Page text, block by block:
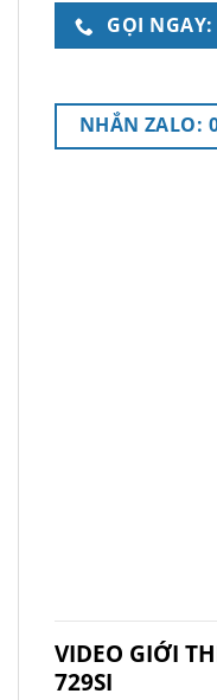
GỌI
NHẮN ZALO:
VIDEO GIỚI
729SI